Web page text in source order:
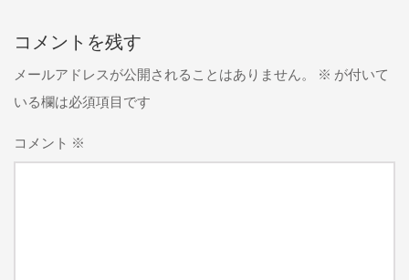
コメントを残す
メールアドレスが公開されることはありません。 ※ が付いて
いる欄は必須項目です
コメント ※